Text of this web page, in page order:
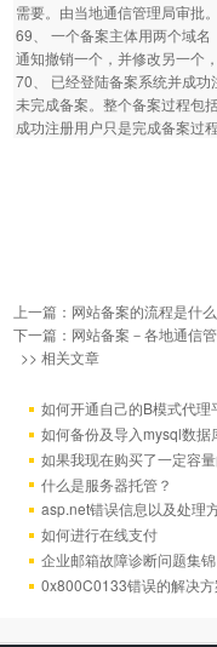
需要。由当地通信管理局审批
69、 一个备案主体用两个域
通知撤销一个，并修改另一个
70、 已经登陆备案系统并成
未完成备案。整个备案过程包
成功注册用户只是完成备案过
上一篇： 网站备案的流程是什
下一篇： 网站备案－各地通信
>> 相关文章
如何开通自己的B模式代理
如何备份及导入mysql数据
如果我现在购买了一定容
什么是服务器托管？
asp.net错误信息以及处理
如何进行在线支付
企业邮箱故障诊断问题集锦
0x800C0133错误的解决